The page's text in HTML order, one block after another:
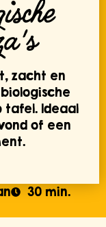
zacht en
tafel. Ideaal
of een
30 min.